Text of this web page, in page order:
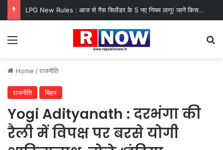
LPG New Rules : आज से गैस सिलेंडर के 5 नए नियम लागू! जानें किसका कटेगा कनेक्शन, कितने दिन बाद होगी बुकिंग?
Menu
Home /राजनीति
राजनीति बिहार
Yogi Adityanath : दरभंगा की
रैली में विपक्ष पर बरसे योगी